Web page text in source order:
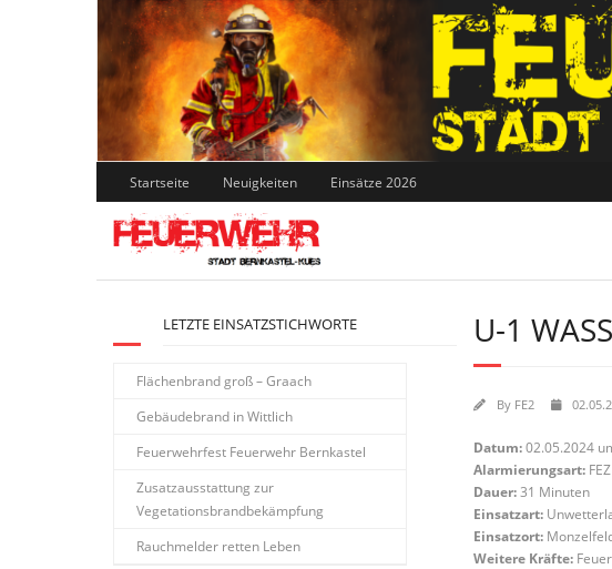
Skip
to
content
Startseite Neuigkeiten Einsätze 2026
U-1
By FE2
Datum:02.05.2024
Alarmierungsart: FEZ
Dauer:31 Minuten
Einsatzart:
Einsatzort:
Weitere Kräfte:
LETZTE EINSATZSTICHWORTE
Flächenbrand groß – Graach
Gebäudebrand in Wittlich
Feuerwehrfest Feuerwehr Bernkastel
Zusatzausstattung zur
Vegetationsbrandbekämpfung
Rauchmelder retten Leben